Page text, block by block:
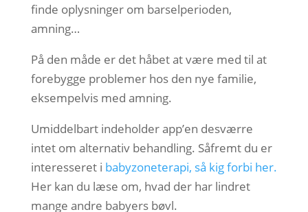
finde oplysninger om barselperioden,
amning…
På den måde er det håbet at være med til at
forebygge problemer hos den nye familie,
eksempelvis med amning.
Umiddelbart indeholder app’en desværre
intet om alternativ behandling. Såfremt du er
interesseret i babyzoneterapi, så kig forbi her.
Her kan du læse om, hvad der har lindret
mange andre babyers bøvl.